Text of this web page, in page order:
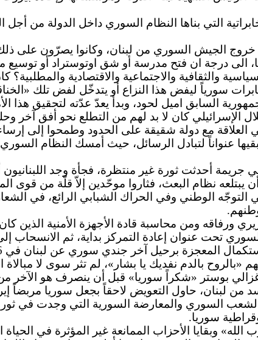
التي بناها النظام السوري داخل الدولة من
يلتقون على ضرورة خروج الجيش السوري من لبنان، وكانوا يصرّون
الى درجة ان فتح مدرسة أو شق اوتوستراد أو توسيع
والثقافية والاجتماعية والاقتصادية والمطلبية؟
سورياً ليفض هذا النزاع أو يتدخّل لفض تلك
السابق اميل لحود، وبدأ يعدّ عدّته لتحقيق هذا الأمر
الإسرائيلي كان لا بد لهم من التطلع نحو أفق آخر
العلاقة مع دولة شقيقة على الحدود وطمحوا إلى
عنواناً لتبادل الرسائل، حيث أمسك النظام
بنظام الإجرام إلى حد اغتيال الرئيس رفيق الحريري في 14 شباط 2005، في جريمة أحدثت ثورة غير
يبتلعه نظام البعث، فثاروا موحّدين إلاّ قلّة من قوى
بـ»الزوم إن» و»الزوم آوت» في 8 آذار 2005، فكان الرد صاعقاً في 14 آذار 2005 في التوجّه الوطني وفي
ورفاقه ومن محاسبة قادة الأجهزة الأمنية الذين
تحت عنوان إعادة التمركز بداية، ثم الانسحاب
المعجزة برحيل آخر جندي سوري عن لبنان في 26 نيسان 2005.
بالدم نفديك يا بشار»، لم تثر سوى لا مبالاة
بوستر «شكراً سوريا» قبل أن ينصرف هو
لبنان، حاول التعويض لاحقاً بجعل سوريا مربضاً
السوري والمعارضة السورية التي وجدت في ثورة
سوريا.
وبقايا الأحزاب الممانعة غير المؤثرة في الحياة